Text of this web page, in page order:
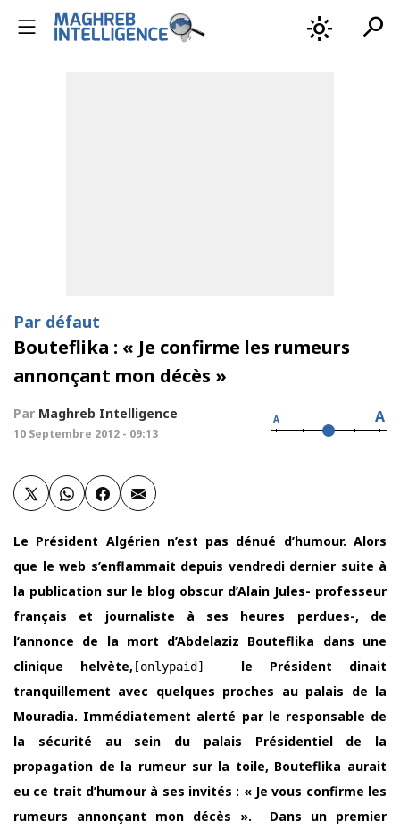
light_mode search
Par défaut
Bouteflika : « Je confirme les rumeurs
annonçant mon décès »
Par Maghreb Intelligence
10 Septembre 2012 - 09:13
A A
Le Président Algérien n’est pas dénué d’humour. Alors
que le web s’enflammait depuis vendredi dernier suite à
la publication sur le blog obscur d’Alain Jules- professeur
français et journaliste à ses heures perdues-, de
l’annonce de la mort d’Abdelaziz Bouteflika dans une
clinique helvète, [onlypaid]
le Président dinait
tranquillement avec quelques proches au palais de la
Mouradia. Immédiatement alerté par le responsable de
la sécurité au sein du palais Présidentiel de la
propagation de la rumeur sur la toile, Bouteflika aurait
eu ce trait d’humour à ses invités : « Je vous confirme les
rumeurs annonçant mon décès ». Dans un premier